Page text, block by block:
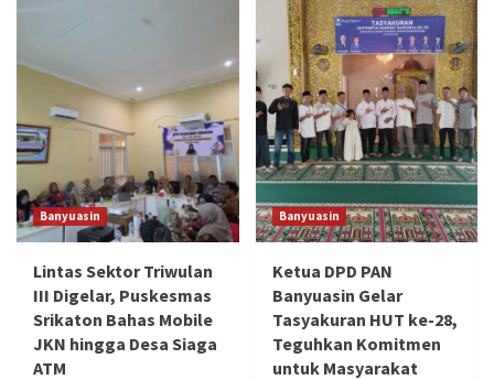
Banyuasin
Lintas Sektor Triwulan
III Digelar, Puskesmas
Srikaton Bahas Mobile
JKN hingga Desa Siaga
ATM
Banyuasin
Ketua DPD PAN
Banyuasin Gelar
Tasyakuran HUT ke-28,
Teguhkan Komitmen
untuk Masyarakat